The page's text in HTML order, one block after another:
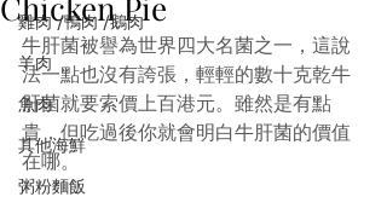
雞肉 /鴨肉 /鵝肉
羊肉
魚肉
其他海鮮
粥粉麵飯
牛肝菌被譽為世界四大名菌之一，這說
法一點也沒有誇張，輕輕的數十克乾牛
肝菌就要索價上百港元。雖然是有點
貴，但吃過後你就會明白牛肝菌的價值
在哪。